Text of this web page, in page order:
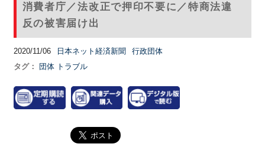
消費者庁／法改正で押印不要に／特商法違
反の被害届け出
2020/11/06 日本ネット経済新聞
行政団体
タグ：
団体 トラブル